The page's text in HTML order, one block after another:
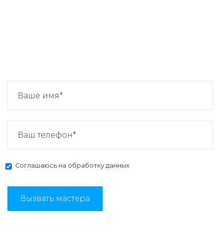
Соглашаюсь на обработку данных
Вызвать мастера